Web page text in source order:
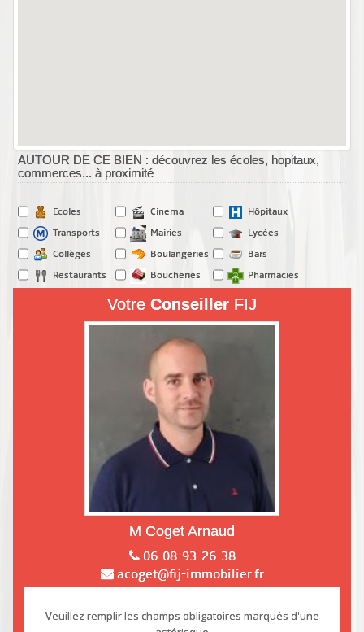
AUTOUR DE CE BIEN : découvrez les écoles, hopitaux,
commerces... à proximité
Ecoles Cinema
Hôpitaux
Transports
Mairies
Lycées
Collèges
Boulangeries
Bars
Restaurants
Boucheries Pharmacies
Votre Conseiller FIJ
M Coget Arnaud
06-08-93-26-38
acoget@fij-immobilier.fr
Veuillez remplir les champs obligatoires marqués d'une